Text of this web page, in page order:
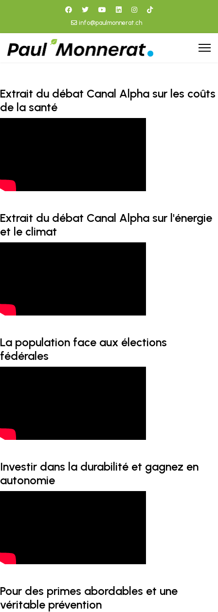
info@paulmonnerat.ch
Extrait du débat Canal Alpha sur les coûts
de la santé
Extrait du débat Canal Alpha sur l'énergie
et le climat
La population face aux élections
fédérales
Investir dans la durabilité et gagnez en
autonomie
Pour des primes abordables et une
véritable prévention